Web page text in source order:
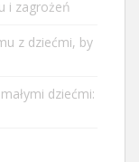
i zagrożeń
z dziećmi, by
dziećmi: